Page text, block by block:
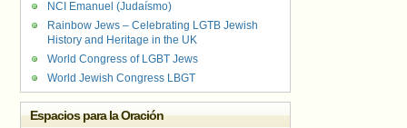
NCI Emanuel (Judaísmo)
Rainbow Jews – Celebrating LGTB Jewish
History and Heritage in the UK
World Congress of LGBT Jews
World Jewish Congress LBGT
Espacios para la Oración